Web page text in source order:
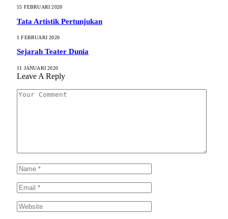
15 FEBRUARI 2020
Tata Artistik Pertunjukan
1 FEBRUARI 2020
Sejarah Teater Dunia
11 JANUARI 2020
Leave A Reply